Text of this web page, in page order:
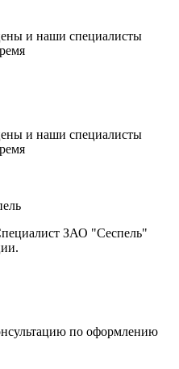
и наши специалисты
и наши специалисты
ЗАО "Сеспель"
по оформлению